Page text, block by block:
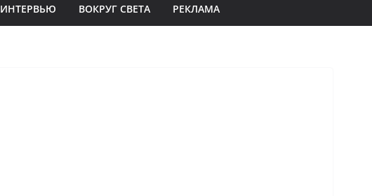
ИНТЕРВЬЮ ВОКРУГ СВЕТА РЕКЛАМА